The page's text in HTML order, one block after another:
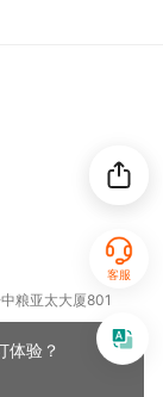
体验？
客服
粮亚太大厦801